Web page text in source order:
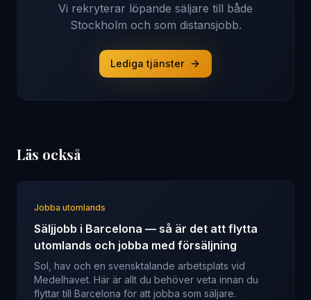
Vi rekryterar löpande säljare till både
Stockholm och som distansjobb.
Lediga tjänster
Läs också
Jobba utomlands
Säljjobb i Barcelona — så är det att flytta
utomlands och jobba med försäljning
Sol, hav och en svensktalande arbetsplats vid
Medelhavet. Här är allt du behöver veta innan du
flyttar till Barcelona för att jobba som säljare.